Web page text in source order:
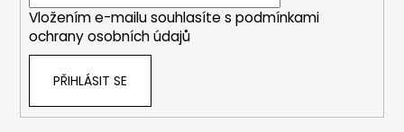
Vložením e-mailu souhlasíte s podmínkami
ochrany osobních údajů
PŘIHLÁSIT SE